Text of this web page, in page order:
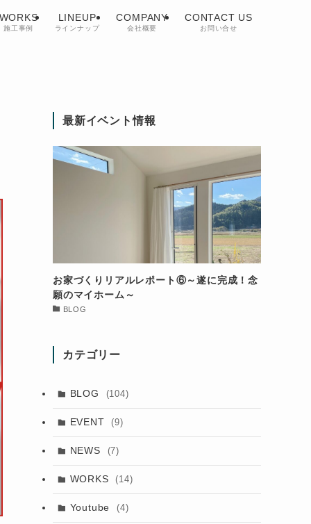
施工事例
LINEUP
ラインナップ
COMPANY
会社概要
CONTACT US
お問い合せ
最新イベント情報
お家づくりリアルレポート⑥～遂に完成！念
願のマイホーム～
BLOG
カテゴリー
BLOG (104)
EVENT (9)
NEWS (7)
WORKS (14)
Youtube (4)